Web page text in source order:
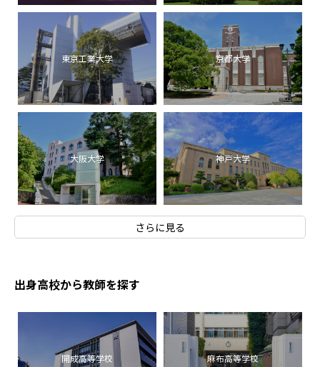
東京工業大学 京都大学
大阪大学 神戸大学
さらに見る
出身高校から教師を探す
開成高等学校 麻布高等学校